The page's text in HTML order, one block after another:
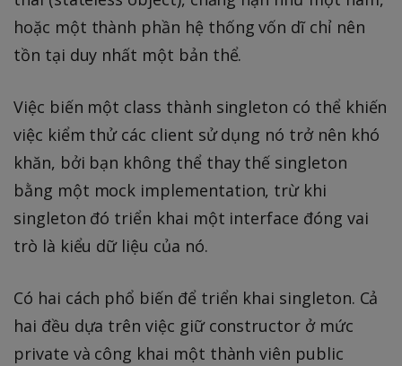
hoặc một thành phần hệ thống vốn dĩ chỉ nên
tồn tại duy nhất một bản thể.
Việc biến một class thành singleton có thể khiến
việc kiểm thử các client sử dụng nó trở nên khó
khăn, bởi bạn không thể thay thế singleton
bằng một mock implementation, trừ khi
singleton đó triển khai một interface đóng vai
trò là kiểu dữ liệu của nó.
Có hai cách phổ biến để triển khai singleton. Cả
hai đều dựa trên việc giữ constructor ở mức
private và công khai một thành viên public